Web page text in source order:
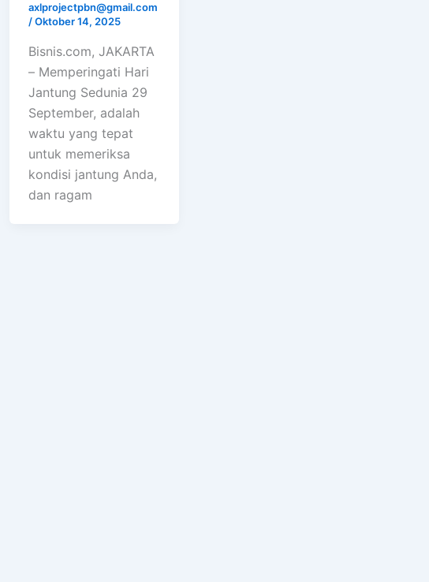
axlprojectpbn@gmail.com
/Oktober 14, 2025
Bisnis.com, JAKARTA
– Memperingati Hari
Jantung Sedunia 29
September, adalah
waktu yang tepat
untuk memeriksa
kondisi jantung Anda,
dan ragam